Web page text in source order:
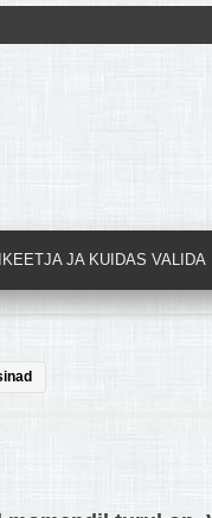
JA KUIDAS VALIDA